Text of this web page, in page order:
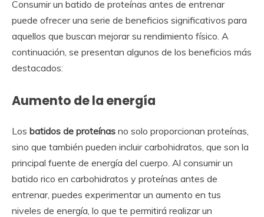
Consumir un batido de proteínas antes de entrenar
puede ofrecer una serie de beneficios significativos para
aquellos que buscan mejorar su rendimiento físico. A
continuación, se presentan algunos de los beneficios más
destacados:
Aumento de la energía
Los batidos de proteínas no solo proporcionan proteínas,
sino que también pueden incluir carbohidratos, que son la
principal fuente de energía del cuerpo. Al consumir un
batido rico en carbohidratos y proteínas antes de
entrenar, puedes experimentar un aumento en tus
niveles de energía, lo que te permitirá realizar un